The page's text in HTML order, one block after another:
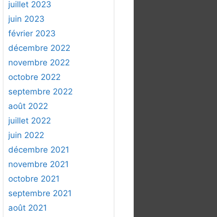
juillet 2023
juin 2023
février 2023
décembre 2022
novembre 2022
octobre 2022
septembre 2022
août 2022
juillet 2022
juin 2022
décembre 2021
novembre 2021
octobre 2021
septembre 2021
août 2021